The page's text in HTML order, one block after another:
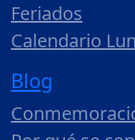
Feriados
Calendario
Blog